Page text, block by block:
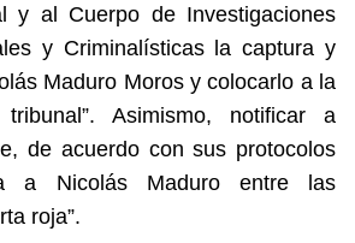
y al Cuerpo de Investigaciones
y Criminalísticas la captura y
Maduro Moros y colocarlo a la
Asimismo, notificar a
de acuerdo con sus protocolos
a Nicolás Maduro entre las
roja”.